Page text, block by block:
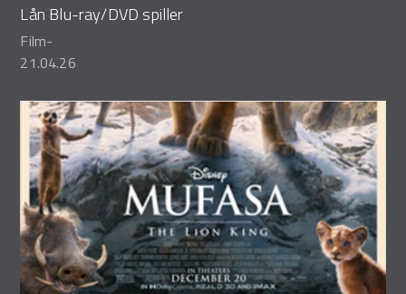
Lån Blu-ray/DVD spiller
Film-
21.04.26